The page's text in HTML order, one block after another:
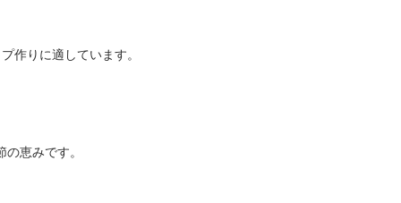
作りに適しています。
恵みです。